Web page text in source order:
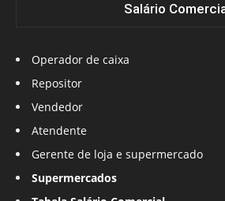
Salário
Operador de caixa
Repositor
Vendedor
Atendente
Gerente de loja e supermercado
Supermercados